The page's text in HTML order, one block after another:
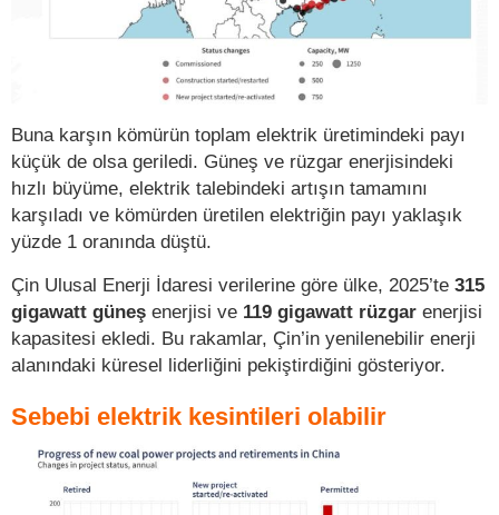
Buna karşın kömürün toplam elektrik üretimindeki payı
küçük de olsa geriledi. Güneş ve rüzgar enerjisindeki
hızlı büyüme, elektrik talebindeki artışın tamamını
karşıladı ve kömürden üretilen elektriğin payı yaklaşık
yüzde 1 oranında düştü.
Çin Ulusal Enerji İdaresi verilerine göre ülke, 2025’te 315
gigawatt güneş enerjisi ve 119 gigawatt rüzgar enerjisi
kapasitesi ekledi. Bu rakamlar, Çin’in yenilenebilir enerji
alanındaki küresel liderliğini pekiştirdiğini gösteriyor.
Sebebi elektrik kesintileri olabilir